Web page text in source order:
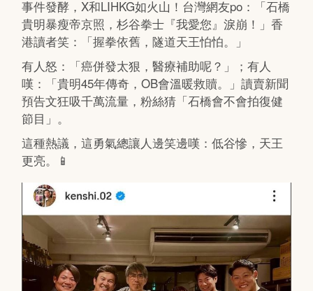
事件發酵，X和LIHKG如火山！台灣網友po：「石橋
貴明暴瘦帝京照，杉谷拳士『我愛您』淚崩！」香
港讀者笑：「握拳依舊，隧道天王怕怕。」
有人怒：「癌併發太狠，醫療補助呢？」；有人
嘆：「貴明45年傳奇，OB會溫暖救贖。」讀賣新聞
預告文狂吸千萬流量，粉絲猜「石橋會不會拍復健
節目」。
這種熱議，這勇氣總讓人邊笑邊嘆：低谷慘，天王
更亮。📱